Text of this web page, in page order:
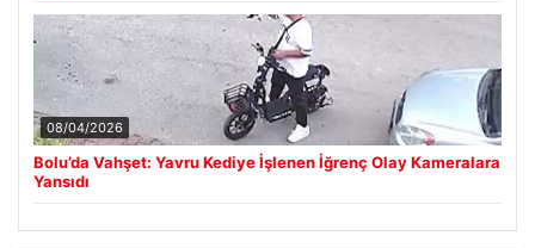
08/04/2026
Bolu’da Vahşet: Yavru Kediye İşlenen İğrenç Olay Kameralara
Yansıdı